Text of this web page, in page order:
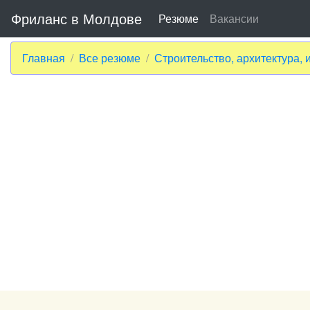
Фриланс в Молдове Резюме Вакансии
Главная Все резюме Строительство, архитектура,